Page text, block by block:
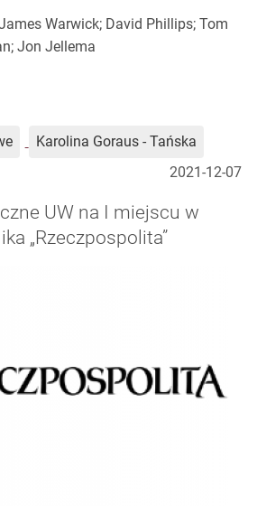
Warwick; David Phillips; Tom
Jon Jellema
Karolina Goraus - Tańska
2021-12-07
UW na I miejscu w
„Rzeczpospolita”